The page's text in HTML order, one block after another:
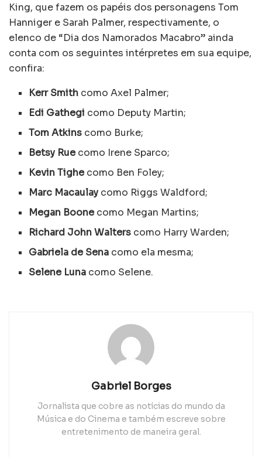
King, que fazem os papéis dos personagens Tom
Hanniger e Sarah Palmer, respectivamente, o
elenco de “Dia dos Namorados Macabro” ainda
conta com os seguintes intérpretes em sua equipe,
confira:
Kerr Smith como Axel Palmer;
Edi Gathegi como Deputy Martin;
Tom Atkins como Burke;
Betsy Ruecomo Irene Sparco;
Kevin Tighecomo Ben Foley;
Marc Macaulay como Riggs Waldford;
Megan Boonecomo Megan Martins;
Richard John Walters como Harry Warden;
Gabriela de Sena como ela mesma;
Selene Luna como Selene.
Gabriel Borges
Jornalista que cobre as notícias do mundo da
Música e do Cinema e também escreve sobre
entretenimento de maneira geral.